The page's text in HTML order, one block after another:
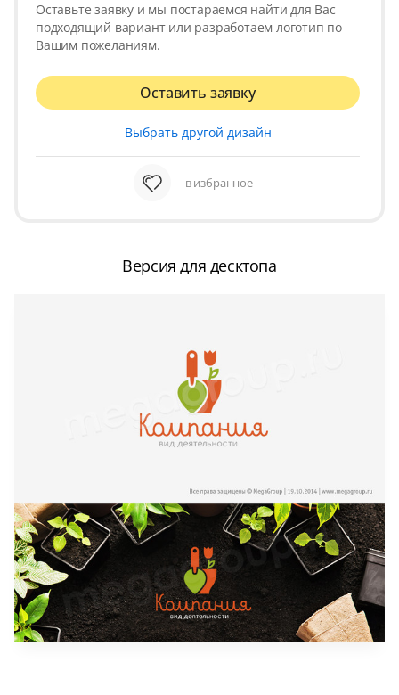
Оставьте заявку и мы постараемся найти для Вас
подходящий вариант или разработаем логотип по
Вашим пожеланиям.
Оставить заявку
Выбрать другой дизайн
— в избранное
Версия для десктопа